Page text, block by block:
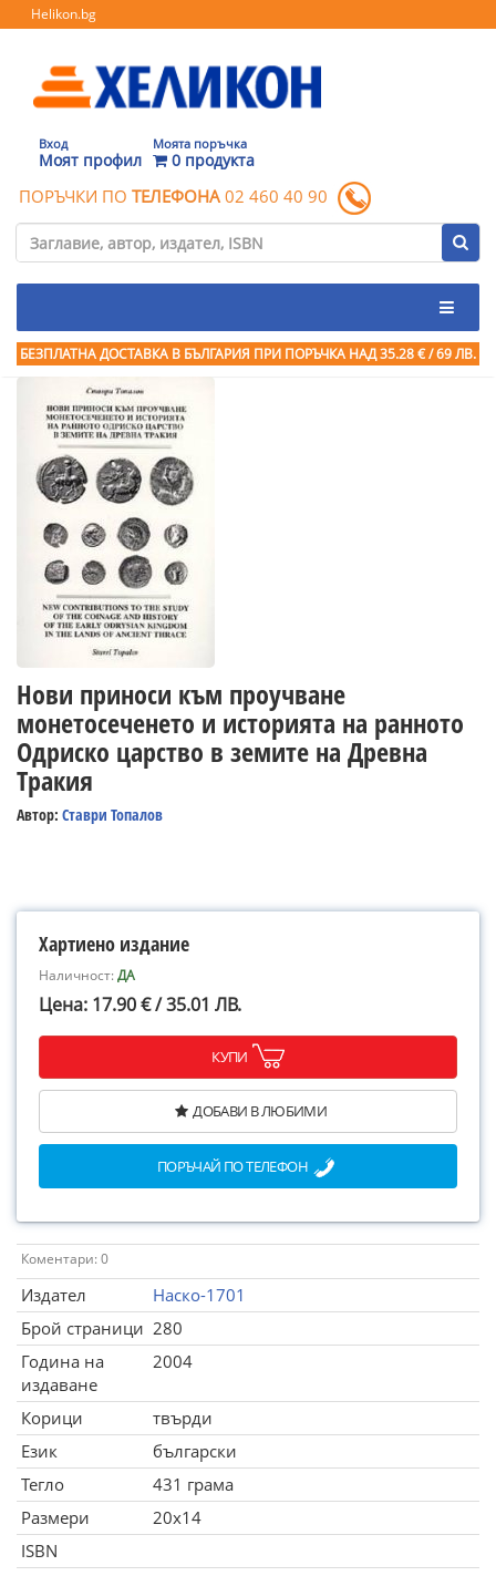
Helikon.bg
Вход
Моят профил
Моята поръчка
0 продукта
ПОРЪЧКИ ПО ТЕЛЕФОНА 02 460 40 90
БЕЗПЛАТНА ДОСТАВКА В БЪЛГАРИЯ ПРИ ПОРЪЧКА НАД 35.28 € / 69 ЛВ.
Нови приноси към проучване
монетосеченето и историята на ранното
Одриско царство в земите на Древна
Тракия
Автор: Ставри Топалов
Хартиено издание
Наличност:ДА
Цена: 17.90 € / 35.01 ЛВ.
КУПИ
ДОБАВИ В ЛЮБИМИ
ПОРЪЧАЙ ПО ТЕЛЕФОН
Коментари: 0
Издател
Наско-1701
Брой страници 280
Година на
издаване
2004
Корици
твърди
Език
български
Тегло
431 грама
Размери
20x14
ISBN